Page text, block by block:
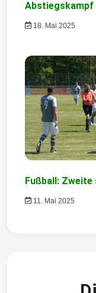
o
Abstiegskampf
18. Mai 2025
Fußball:
11. Mai 2025